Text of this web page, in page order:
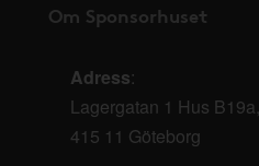
Om Sponsorhuset
Adress:
Lagergatan 1 Hus
415 11 Göteborg